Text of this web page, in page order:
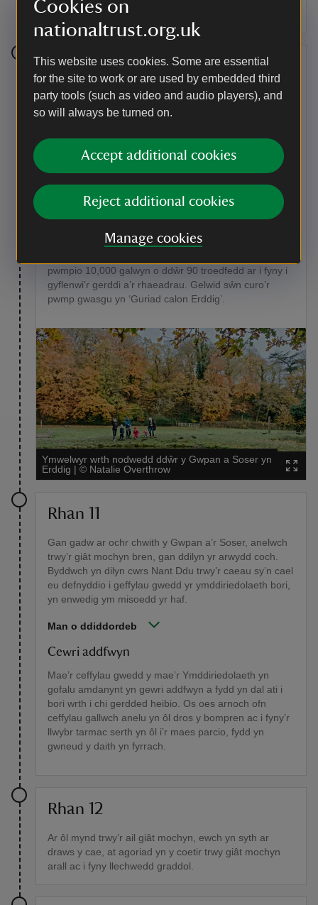
Cookies on
nationaltrust.org.uk
This website uses cookies. Some are essential
for the site to work or are used by embedded third
party tools (such as video and audio players), and
so will always be turned on.
Accept additional cookies
Reject additional cookies
Manage cookies
Ddu a dros ail bont garreg.
Rhan 10
Ychydig yn nes ymlaen, ewch dros y bompren ar y dde
a thua’r nodwedd dŵr Cwpan a Soser.
Man o ddiddordeb
Rhaeadr Cwpan a Soser
Dyluniwyd y rhaeadr Cwpan a Soser gan William Emes
yn yr 1770au, ynghyd â nifer o nodweddion eraill ar yr
gyflym i atal erydiad. Mae hefyd bwmp gwasgu
pwmpio 10,000 galwyn o ddŵr 90 troedfedd ar i fyny i
gyflenwi’r gerddi a’r rhaeadrau. Gelwid sŵn curo’r
pwmp gwasgu yn ‘Guriad calon Erddig’.
Ymwelwyr wrth nodwedd ddŵr y Gwpan a Soser yn
Erddig | © Natalie Overthrow
Rhan 11
Gan gadw ar ochr chwith y Gwpan a’r Soser, anelwch
trwy’r giât mochyn bren, gan ddilyn yr arwydd coch.
Byddwch yn dilyn cwrs Nant Ddu trwy’r caeau sy’n cael
eu defnyddio i geffylau gwedd yr ymddiriedolaeth bori,
yn enwedig ym misoedd yr haf.
Man o ddiddordeb
Cewri addfwyn
Mae’r ceffylau gwedd y mae’r Ymddiriedolaeth yn
gofalu amdanynt yn gewri addfwyn a fydd yn dal ati i
bori wrth i chi gerdded heibio. Os oes arnoch ofn
ceffylau gallwch anelu yn ôl dros y bompren ac i fyny’r
llwybr tarmac serth yn ôl i’r maes parcio, fydd yn
gwneud y daith yn fyrrach.
Rhan 12
Ar ôl mynd trwy’r ail giât mochyn, ewch yn syth ar
draws y cae, at agoriad yn y coetir trwy giât mochyn
arall ac i fyny llechwedd graddol.